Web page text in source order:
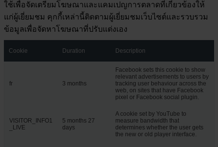
ใช้เพื่อจัดเตรียมโฆษณาและแคมเปญการตลาดที่เกี่ยวข้องให้
แก่ผู้เยี่ยมชม คุกกี้เหล่านี้ติดตามผู้เยี่ยมชมเว็บไซต์และรวบรวม
ข้อมูลเพื่อจัดหาโฆษณาที่ปรับแต่งเอง
Cookie Duration Description
fr 3 months
Facebook sets this cookie to show
relevant advertisements to users by
tracking user behaviour across the
web, on sites that have Facebook
pixel or Facebook social plugin.
VISITOR_INFO1
_LIVE
5 months 27
days
A cookie set by YouTube to
measure bandwidth that
determines whether the user gets
the new or old player interface.